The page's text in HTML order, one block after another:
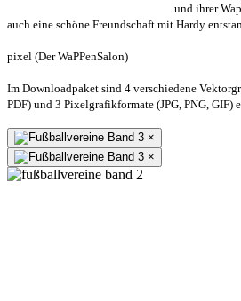
und ihrer
auch eine schöne Freundschaft mit Hardy
pixel (Der WaPPenSalon)
Im Downloadpaket sind 4 verschiedene
PDF) und 3 Pixelgrafikformate (JPG, PNG, GIF)
×
×